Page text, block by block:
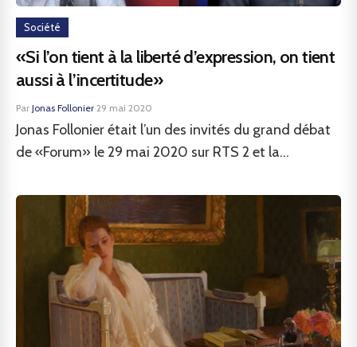
Société
«Si l’on tient à la liberté d’expression, on tient
aussi à l’incertitude»
Par Jonas Follonier·29 mai 2020
Jonas Follonier était l’un des invités du grand débat
de «Forum» le 29 mai 2020 sur RTS 2 et la...